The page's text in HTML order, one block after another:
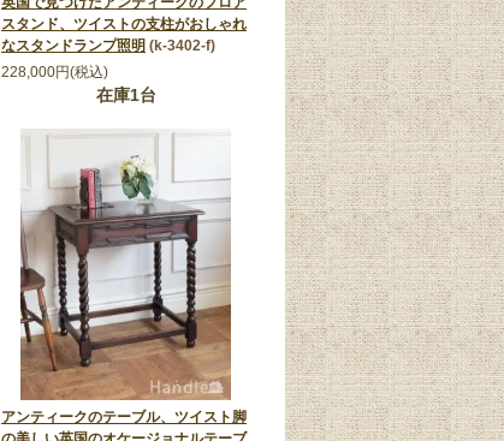
スタンド、ツイストの支柱がおしゃれ
なスタンドランプ照明 (k-3402-f)
228,000円(税込)
在庫1台
アンティークのテーブル、ツイスト脚